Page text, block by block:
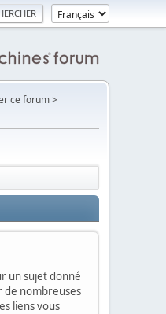
ce forum >
un sujet donné
de nombreuses
liens vous